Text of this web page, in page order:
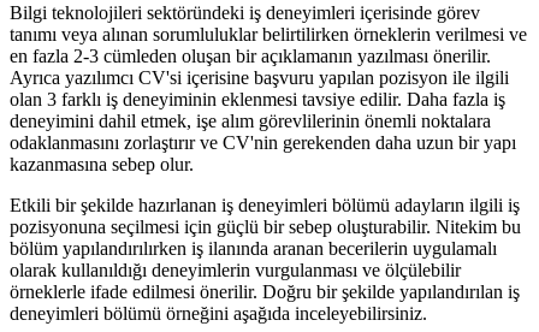
Bilgi teknolojileri sektöründeki iş deneyimleri içerisinde görev
tanımı veya alınan sorumluluklar belirtilirken örneklerin verilmesi ve
en fazla 2-3 cümleden oluşan bir açıklamanın yazılması önerilir.
Ayrıca yazılımcı CV'si içerisine başvuru yapılan pozisyon ile ilgili
olan 3 farklı iş deneyiminin eklenmesi tavsiye edilir. Daha fazla iş
deneyimini dahil etmek, işe alım görevlilerinin önemli noktalara
odaklanmasını zorlaştırır ve CV'nin gerekenden daha uzun bir yapı
kazanmasına sebep olur.
Etkili bir şekilde hazırlanan iş deneyimleri bölümü adayların ilgili iş
pozisyonuna seçilmesi için güçlü bir sebep oluşturabilir. Nitekim bu
bölüm yapılandırılırken iş ilanında aranan becerilerin uygulamalı
olarak kullanıldığı deneyimlerin vurgulanması ve ölçülebilir
örneklerle ifade edilmesi önerilir. Doğru bir şekilde yapılandırılan iş
deneyimleri bölümü örneğini aşağıda inceleyebilirsiniz.